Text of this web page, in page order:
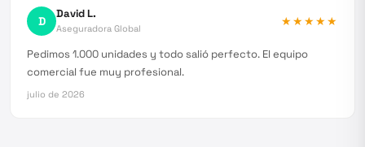
D David L.
Aseguradora Global
★★★★★
Pedimos 1.000 unidades y todo salió perfecto. El equipo
comercial fue muy profesional.
julio de 2026